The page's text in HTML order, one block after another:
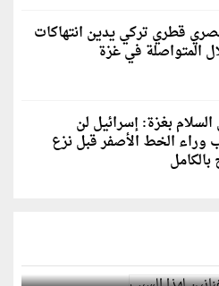
قطري تركي يدين انتهاكات
المتواصلة في غزة
بغزة: إسرائيل لن
وراء الخط الأصفر قبل نزع
بالكامل
لهذا السبب